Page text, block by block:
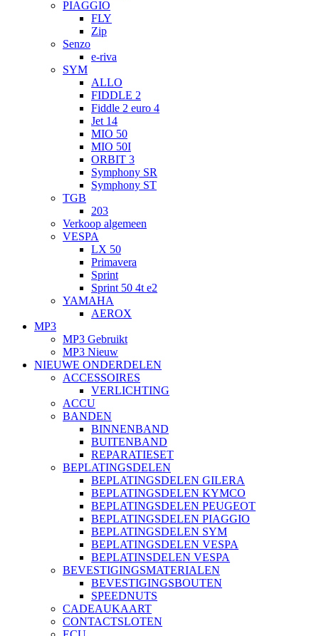
PIAGGIO
FLY
Zip
Senzo
e-riva
SYM
ALLO
FIDDLE 2
Fiddle 2 euro 4
Jet 14
MIO 50
MIO 50I
ORBIT 3
Symphony SR
Symphony ST
TGB
203
Verkoop algemeen
VESPA
LX 50
Primavera
Sprint
Sprint 50 4t e2
YAMAHA
AEROX
MP3
MP3 Gebruikt
MP3 Nieuw
NIEUWE ONDERDELEN
ACCESSOIRES
VERLICHTING
ACCU
BANDEN
BINNENBAND
BUITENBAND
REPARATIESET
BEPLATINGSDELEN
BEPLATINGSDELEN GILERA
BEPLATINGSDELEN KYMCO
BEPLATINGSDELEN PEUGEOT
BEPLATINGSDELEN PIAGGIO
BEPLATINGSDELEN SYM
BEPLATINGSDELEN VESPA
BEPLATINSDELEN VESPA
BEVESTIGINGSMATERIALEN
BEVESTIGINGSBOUTEN
SPEEDNUTS
CADEAUKAART
CONTACTSLOTEN